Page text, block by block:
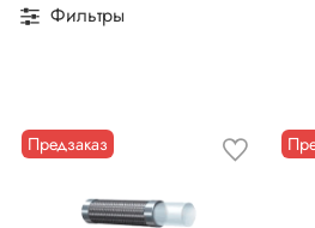
Фильтры
Предзаказ